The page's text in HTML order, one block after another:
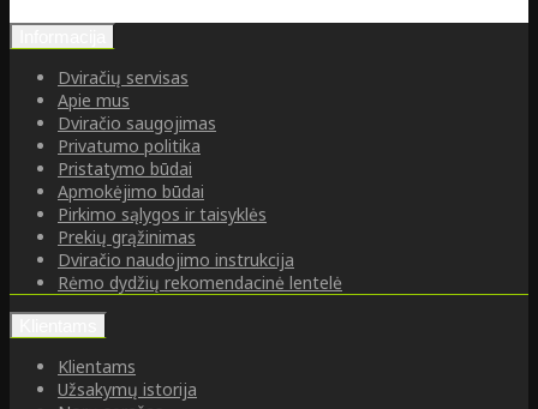
Dviračių servisas
Apie mus
Dviračio saugojimas
Privatumo politika
Pristatymo būdai
Apmokėjimo būdai
Pirkimo sąlygos ir taisyklės
Prekių grąžinimas
Dviračio naudojimo instrukcija
Rėmo dydžių rekomendacinė lentelė
Klientams
Užsakymų istorija